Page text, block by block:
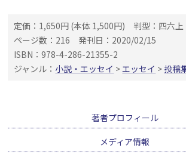
定価：1,650円 (本体 1,500円)
判型：四六上
ページ数：216
発刊日：2020/02/15
ISBN：978-4-286-21355-2
ジャンル： 小説・エッセイ >エッセイ > 投稿
著者プロフィール
メディア情報